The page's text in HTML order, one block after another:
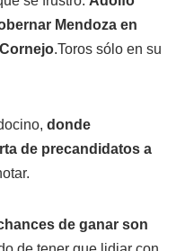
Mendoza en
.Toros sólo en su
donde
de precandidatos a
de ganar son